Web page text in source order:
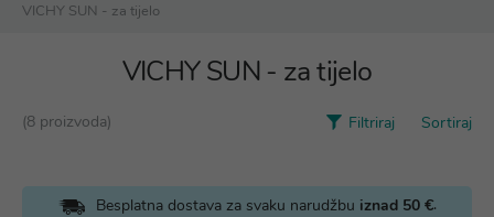
VICHY SUN - za tijelo
VICHY SUN - za tijelo
(8 proizvoda) Filtriraj Sortiraj
Besplatna dostava za svaku narudžbu iznad 50 €.